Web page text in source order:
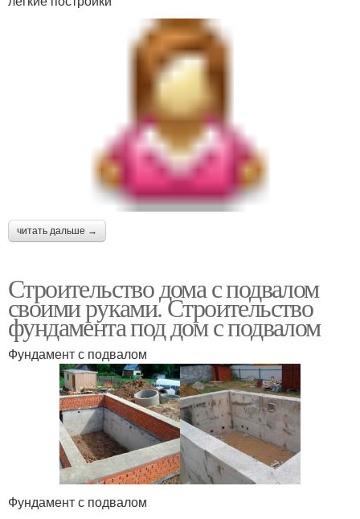
читать дальше →
Строительство дома с подвалом
своими руками. Строительство
фундамента под дом с подвалом
Фундамент с подвалом
Фундамент с подвалом